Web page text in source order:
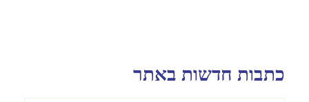
כתבות חדשות באתר